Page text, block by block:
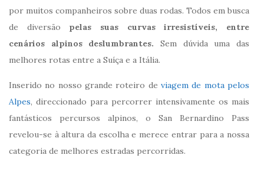
por muitos companheiros sobre duas rodas. Todos em busca
de diversão pelas suas curvas irresistíveis, entre
cenários alpinos deslumbrantes. Sem dúvida uma das
melhores rotas entre a Suíça e a Itália.
Inserido no nosso grande roteiro de viagem de mota pelos
Alpes, direccionado para percorrer intensivamente os mais
fantásticos percursos alpinos, o San Bernardino Pass
revelou-se à altura da escolha e merece entrar para a nossa
categoria de melhores estradas percorridas.